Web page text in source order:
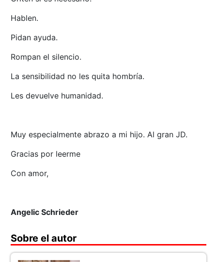
Hablen.
Pidan ayuda.
Rompan el silencio.
La sensibilidad no les quita hombría.
Les devuelve humanidad.
Muy especialmente abrazo a mi hijo. Al gran JD.
Gracias por leerme
Con amor,
Angelic Schrieder
Sobre el autor